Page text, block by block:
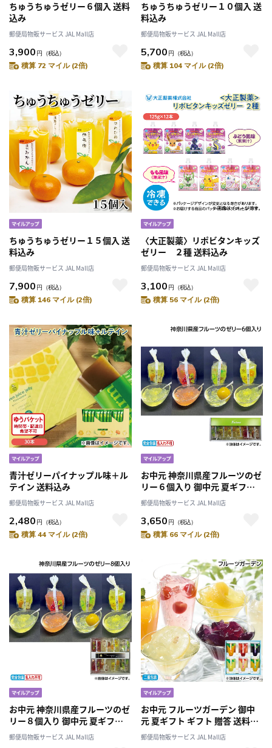
ちゅうちゅうゼリー６個入 送料
込み
郵便局物販サービス JAL Mall店
3,900 円 （税込）
積算 72 マイル (2倍)
ちゅうちゅうゼリー１０個入 送
料込み
郵便局物販サービス JAL Mall店
5,700 円 （税込）
積算 104 マイル (2倍)
ちゅうちゅうゼリー１５個入 送
料込み
郵便局物販サービス JAL Mall店
7,900 円 （税込）
積算 146 マイル (2倍)
〈大正製薬〉リポビタンキッズ
ゼリー ２種 送料込み
郵便局物販サービス JAL Mall店
3,100 円 （税込）
積算 56 マイル (2倍)
青汁ゼリーパイナップル味＋ル
テイン 送料込み
郵便局物販サービス JAL Mall店
2,480 円 （税込）
積算 44 マイル (2倍)
お中元 神奈川県産フルーツのゼ
リー６個入り 御中元 夏ギフト
ギフト 贈答 送料込み
郵便局物販サービス JAL Mall店
3,650 円 （税込）
積算 66 マイル (2倍)
お中元 神奈川県産フルーツのゼ
リー８個入り 御中元 夏ギフト
ギフト 贈答 送料込み
郵便局物販サービス JAL Mall店
お中元 フルーツガーデン 御中
元 夏ギフト ギフト 贈答 送料込
み
郵便局物販サービス JAL Mall店